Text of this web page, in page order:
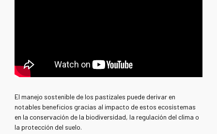
El manejo sostenible de los pastizales puede derivar en
notables beneficios gracias al impacto de estos ecosistemas
en la conservación de la biodiversidad, la regulación del clima o
la protección del suelo.